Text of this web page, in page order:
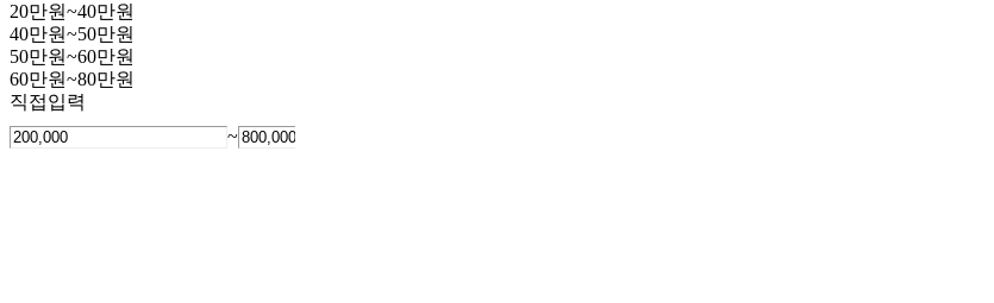
20만원~40만원
40만원~50만원
50만원~60만원
60만원~80만원
직접입력
~